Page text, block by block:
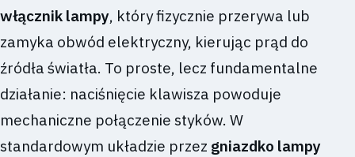
włącznik lampy, który fizycznie przerywa lub
zamyka obwód elektryczny, kierując prąd do
źródła światła. To proste, lecz fundamentalne
działanie: naciśnięcie klawisza powoduje
mechaniczne połączenie styków. W
standardowym układzie przez gniazdko lampy